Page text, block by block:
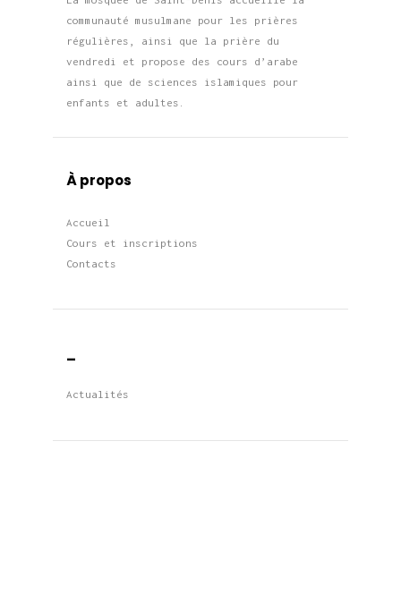
communauté musulmane pour les prières
régulières, ainsi que la prière du
vendredi et propose des cours d’arabe
ainsi que de sciences islamiques pour
enfants et adultes.
À propos
Accueil
Cours et inscriptions
Contacts
Actualités